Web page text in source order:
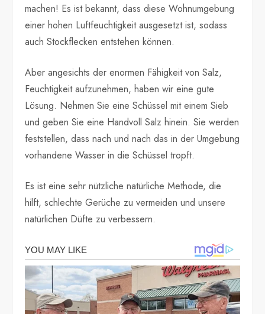
machen! Es ist bekannt, dass diese Wohnumgebung
einer hohen Luftfeuchtigkeit ausgesetzt ist, sodass
auch Stockflecken entstehen können.
Aber angesichts der enormen Fähigkeit von Salz,
Feuchtigkeit aufzunehmen, haben wir eine gute
Lösung. Nehmen Sie eine Schüssel mit einem Sieb
und geben Sie eine Handvoll Salz hinein. Sie werden
feststellen, dass nach und nach das in der Umgebung
vorhandene Wasser in die Schüssel tropft.
Es ist eine sehr nützliche natürliche Methode, die
hilft, schlechte Gerüche zu vermeiden und unsere
natürlichen Düfte zu verbessern.